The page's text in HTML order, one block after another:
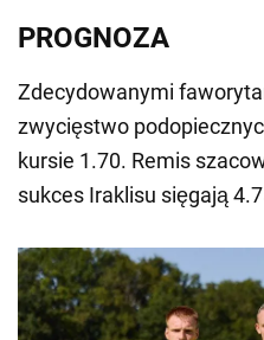
PROGNOZA
Zdecydowanymi
zwycięstwo
kursie 1.70. Remis
sukces Iraklisu sięgają